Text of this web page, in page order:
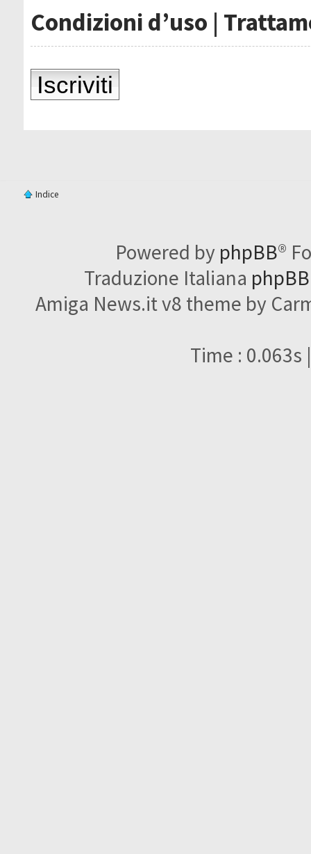
Condizioni d’uso |
Iscriviti
Indice
Powered by phpBB®
Traduzione Italiana
Amiga News.it v8 theme by
Time : 0.063s